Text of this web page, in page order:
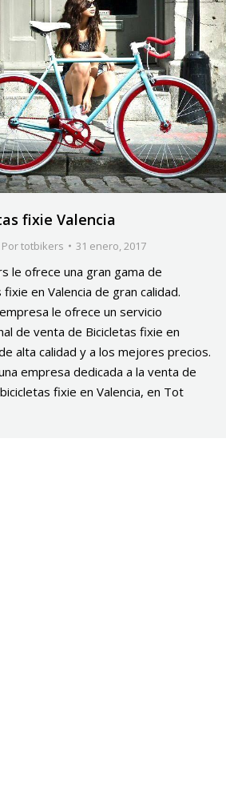
fixie Valencia
Portotbikers 31 enero, 2017
le ofrece una gran gama de
fixie en Valencia de gran calidad.
le ofrece un servicio
de venta de Bicicletas fixie en
alta calidad y a los mejores precios.
empresa dedicada a la venta de
fixie en Valencia, en Tot